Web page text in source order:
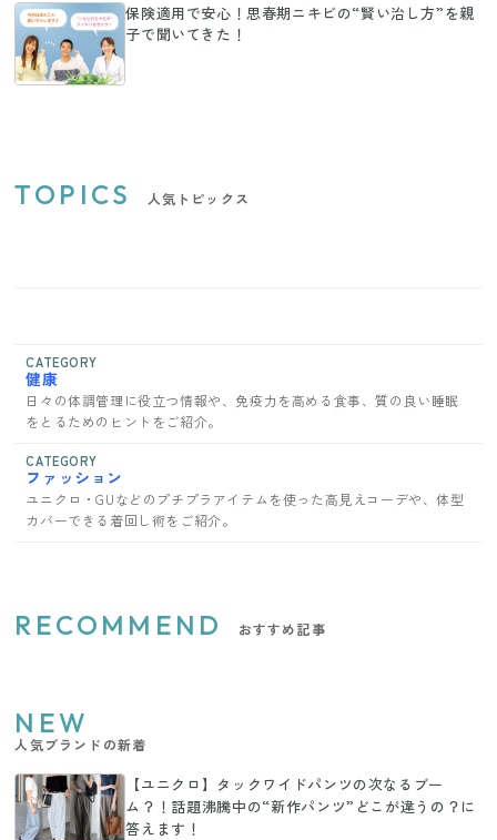
保険適用で安心！思春期ニキビの“賢い治し方”を親
子で聞いてきた！
TOPICS 人気トピックス
CATEGORY
健康
日々の体調管理に役立つ情報や、免疫力を高める食事、質の良い睡眠
をとるためのヒントをご紹介。
CATEGORY
ファッション
ユニクロ・GUなどのプチプラアイテムを使った高見えコーデや、体型
カバーできる着回し術をご紹介。
RECOMMEND おすすめ記事
NEW
人気ブランドの新着
【ユニクロ】タックワイドパンツの次なるブー
ム？！話題沸騰中の“新作パンツ”どこが違うの？に
答えます！